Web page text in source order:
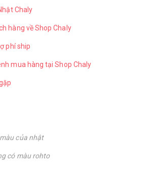
Chaly
hàng về Shop Chaly
phí ship
mua hàng tại Shop Chaly
của nhật
có màu rohto